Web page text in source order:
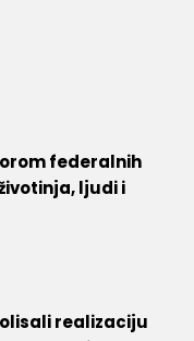
federalnih
ljudi i
realizaciju